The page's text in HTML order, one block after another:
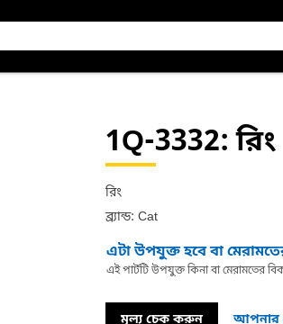
1Q-3332: রিং
রিং
ব্র্যান্ড: Cat
এটা উপযুক্ত হবে বা
এই পার্টটি উপযুক্ত কিনা বা
মূল্য চেক করুন আপনার